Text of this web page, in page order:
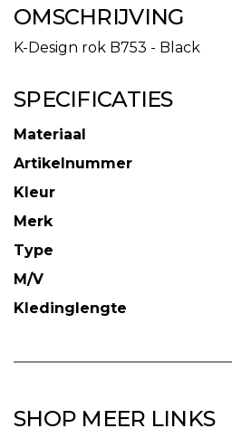
OMSCHRIJVING
K-Design rok B753 - Black
SPECIFICATIES
Materiaal
Artikelnummer
Kleur
Merk
Type
M/V
Kledinglengte
SHOP MEER LINKS